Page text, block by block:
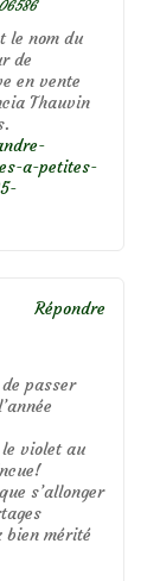
le nom du
de
en vente
Thauvin
a-petites-
passer
le violet au
s’allonger
bien mérité
Répondre